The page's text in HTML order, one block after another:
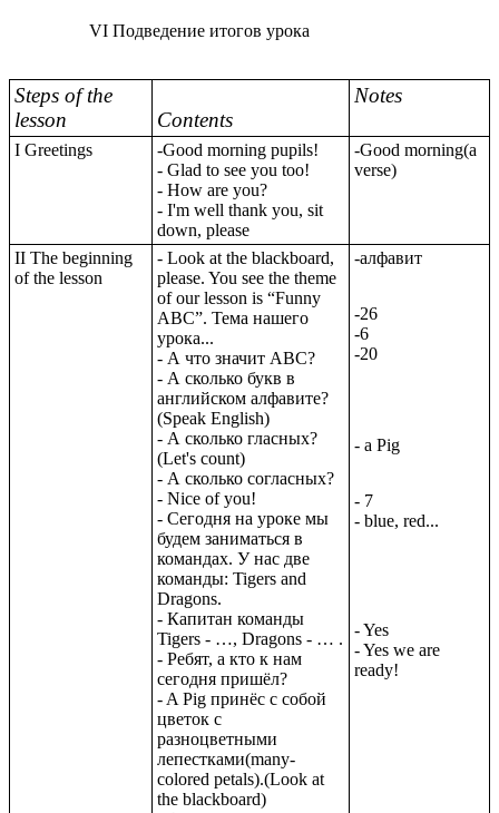
VI Подведение итогов урока
Steps of the
lesson
Contents
Notes
I Greetings
-Good morning pupils!
- Glad to see you too!
- How are you?
- I'm well thank you, sit
down, please
-Good morning(a
verse)
II The beginning
of the lesson
- Look at the blackboard,
please. You see the theme
of our lesson is “Funny
ABC”. Тема нашего
урока...
- А что значит ABC?
- А сколько букв в
английском алфавите?
(Speak English)
- А сколько гласных?
(Let's count)
- А сколько согласных?
- Nice of you!
- Сегодня на уроке мы
будем заниматься в
командах. У нас две
команды: Tigers and
Dragons.
- Капитан команды
Tigers - …, Dragons - … .
- Ребят, а кто к нам
сегодня пришёл?
- A Pig принёс с собой
цветок с
разноцветными
лепестками(many-
colored petals).(Look at
the blackboard)
-алфавит
-26
-6
-20
- a Pig
- 7
- blue, red...
- Yes
- Yes we are
ready!